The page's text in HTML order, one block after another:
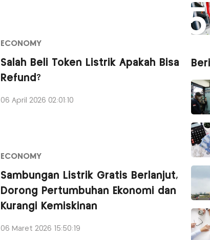
ECONOMY
Salah Beli Token Listrik Apakah Bisa
Refund?
06 April 2026 02:01:10
ECONOMY
Sambungan Listrik Gratis Berlanjut,
Dorong Pertumbuhan Ekonomi dan
Kurangi Kemiskinan
06 Maret 2026 15:50:19